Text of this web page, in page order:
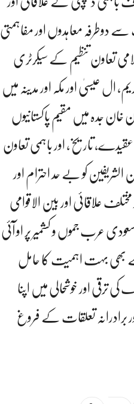
دوطرفہ معاہدوں اور مفاہمتی
تعاون تنظیم کے سیکرٹری
عیسیٰ اور مکہ اور مدینہ میں
جدہ میں مقیم پاکستانیوں
تاریخ، اور باہمی تعاون
کو بے حد احترام اور
علاقائی اور بین الاقوامی
عرب جموں و کشمیر پر او آئی
بھی بہت اہمیت کا حامل
اور خوشحالی میں اپنا
برادرانہ تعلقات کے فروغ